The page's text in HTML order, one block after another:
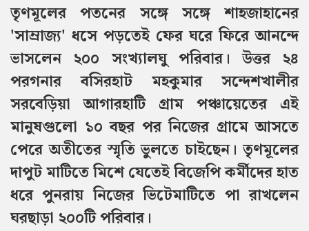
তৃণমূলের পতনের সঙ্গে সঙ্গে শাহজাহানের
'সাম্রাজ্য' ধসে পড়তেই ফের ঘরে ফিরে আনন্দে
ভাসলেন ২০০ সংখ্যালঘু পরিবার। উত্তর ২৪
পরগনার বসিরহাট মহকুমার সন্দেশখালীর
সরবেড়িয়া আগারহাটি গ্রাম পঞ্চায়েতের এই
মানুষগুলো ১০ বছর পর নিজের গ্রামে আসতে
পেরে অতীতের স্মৃতি ভুলতে চাইছেন। তৃণমূলের
দাপুট মাটিতে মিশে যেতেই বিজেপি কর্মীদের হাত
ধরে পুনরায় নিজের ভিটেমাটিতে পা রাখলেন
ঘরছাড়া ২০০টি পরিবার।